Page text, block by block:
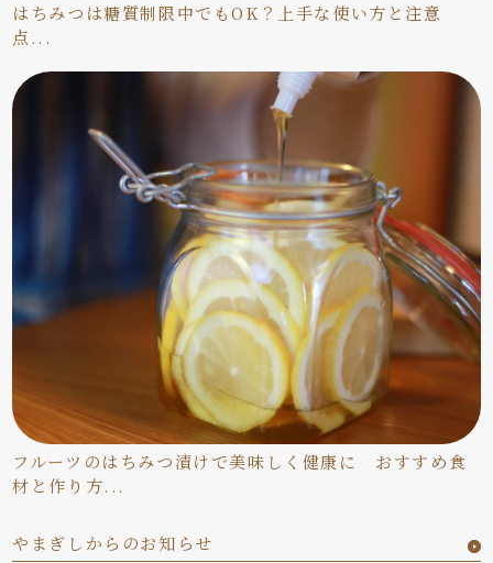
はちみつは糖質制限中でもOK？上手な使い方と注意
点...
フルーツのはちみつ漬けで美味しく健康に おすすめ食
材と作り方...
やまぎしからのお知らせ